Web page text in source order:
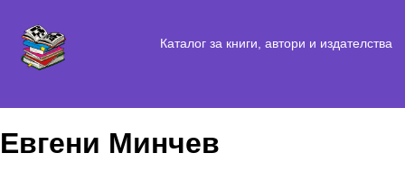
Каталог за книги, автори и издателства
Евгени Минчев